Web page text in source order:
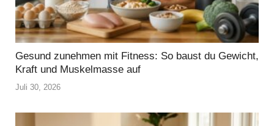
Gesund zunehmen mit Fitness: So baust du Gewicht,
Kraft und Muskelmasse auf
Juli 30, 2026